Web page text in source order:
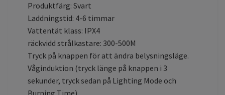
Produktfärg: Svart
Laddningstid: 4-6 timmar
Vattentät klass: IPX4
räckvidd strålkastare: 300-500M
Tryck på knappen för att ändra belysningsläge.
Våginduktion (tryck länge på knappen i 3
sekunder, tryck sedan på Lighting Mode och